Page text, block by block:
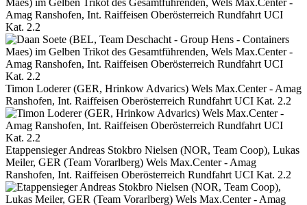
Maes) im Gelben Trikot des Gesamtführenden, Wels Max.Center -
Amag Ranshofen, Int. Raiffeisen Oberösterreich Rundfahrt UCI
Kat. 2.2
Timon Loderer (GER, Hrinkow Advarics) Wels Max.Center - Amag
Ranshofen, Int. Raiffeisen Oberösterreich Rundfahrt UCI Kat. 2.2
Etappensieger Andreas Stokbro Nielsen (NOR, Team Coop), Lukas
Meiler, GER (Team Vorarlberg) Wels Max.Center - Amag
Ranshofen, Int. Raiffeisen Oberösterreich Rundfahrt UCI Kat. 2.2